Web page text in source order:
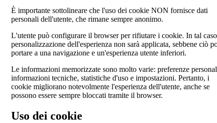
È importante sottolineare che l'uso dei cookie NON fornisce dati
personali dell'utente, che rimane sempre anonimo.
L'utente può configurare il browser per rifiutare i cookie. In tal
personalizzazione dell'esperienza non sarà applicata, sebbene ciò
portare a una navigazione e un'esperienza utente inferiori.
Le informazioni memorizzate sono molto varie: preferenze
informazioni tecniche, statistiche d'uso e impostazioni. Pertanto, i
cookie migliorano notevolmente l'esperienza dell'utente, anche se
possono essere sempre bloccati tramite il browser.
Uso dei cookie